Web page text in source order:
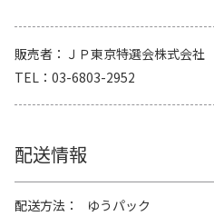
販売者
ＪＰ東京特選会株式会社
TEL
03-6803-2952
配送情報
配送方法
ゆうパック